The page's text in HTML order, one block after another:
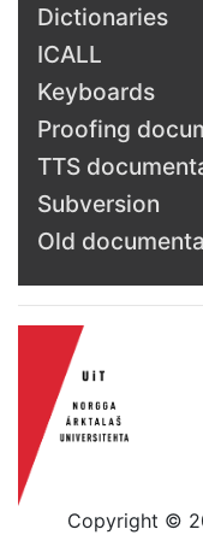
Dictionaries
ICALL
Keyboards
Proofing
TTS
Subversion
Old
Copyright ©